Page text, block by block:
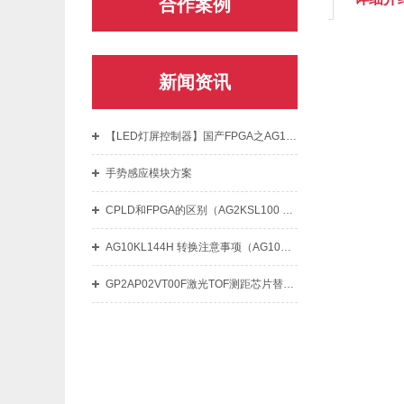
合作案例
新闻资讯
【LED灯屏控制器】国产FPGA之AG10KL144/AG10KSDE176应用
手势感应模块方案
CPLD和FPGA的区别（AG2KSL100 VS AG32VA101VCT6）
AG10KL144H 转换注意事项（AG10KL144区别）
GP2AP02VT00F激光TOF测距芯片替代VL53L0X测距传感器的对比区别